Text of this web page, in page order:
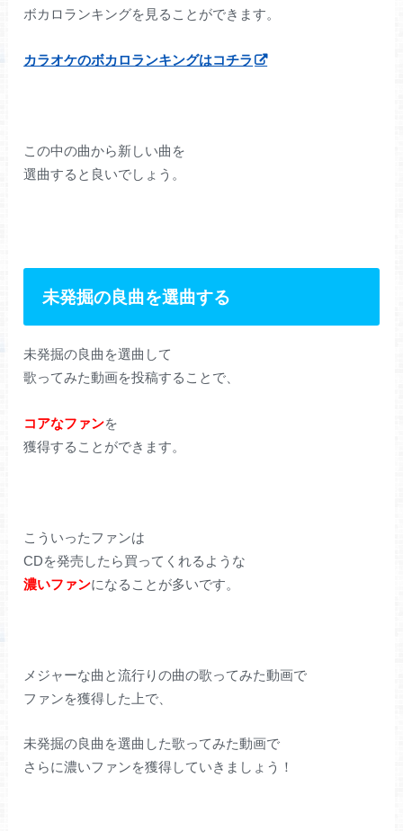
ボカロランキングを見ることができます。
カラオケのボカロランキングはコチラ
この中の曲から新しい曲を
選曲すると良いでしょう。
未発掘の良曲を選曲する
未発掘の良曲を選曲して
歌ってみた動画を投稿することで、
コアなファンを
獲得することができます。
こういったファンは
CDを発売したら買ってくれるような
濃いファンになることが多いです。
メジャーな曲と流行りの曲の歌ってみた動画で
ファンを獲得した上で、
未発掘の良曲を選曲した歌ってみた動画で
さらに濃いファンを獲得していきましょう！